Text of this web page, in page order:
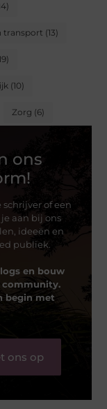
transport (13)
(10)
Zorg (6)
ons
of een
aan bij ons
ideeën en
publiek.
en bouw
community.
begin met
ons op